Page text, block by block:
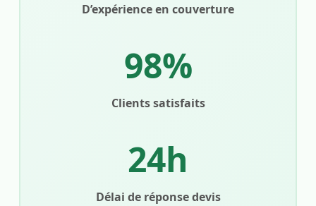
D’expérience en couverture
98%
Clients satisfaits
24h
Délai de réponse devis